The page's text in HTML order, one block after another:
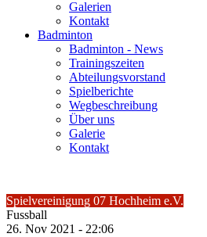
Galerien
Kontakt
Badminton
Badminton - News
Trainingszeiten
Abteilungsvorstand
Spielberichte
Wegbeschreibung
Über uns
Galerie
Kontakt
Spielvereinigung 07 Hochheim e.V.
Fussball
26. Nov 2021 - 22:06